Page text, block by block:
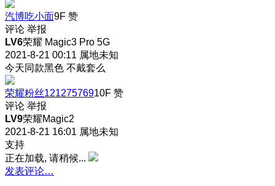
汽博吃小面9F 赞
评论 举报
LV6荣耀 Magic3 Pro 5G
2021-8-21 00:11 属地未知
今天同款黑色 不戴套么
荣耀粉丝12127576910F 赞
评论 举报
LV9荣耀Magic2
2021-8-21 16:01 属地未知
支持
正在加载, 请稍候...
发表评论…